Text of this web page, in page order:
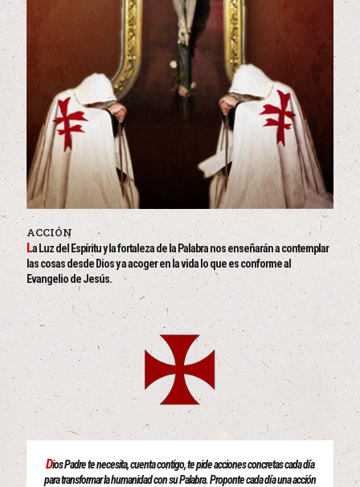
ACCIÓN
La Luz del Espíritu y la fortaleza de la Palabra nos enseñarán a contemplar
las cosas desde Dios y a acoger en la vida lo que es conforme al
Evangelio de Jesús.
Dios Padre te necesita, cuenta contigo, te pide acciones concretas cada día
para transformar la humanidad con su Palabra. Proponte cada día una acción